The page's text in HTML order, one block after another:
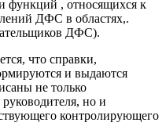
функций , относящихся к
ДФС в областях,.
ДФС).
что справки,
и выдаются
не только
но и
контролирующего